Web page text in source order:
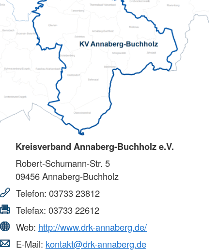
Kreisverband Annaberg-Buchholz e.V.
Robert-Schumann-Str. 5
09456Annaberg-Buchholz
Telefon: 03733 23812
Telefax: 03733 22612
Web: http://www.drk-annaberg.de/
E-Mail: kontakt@drk-annaberg.de